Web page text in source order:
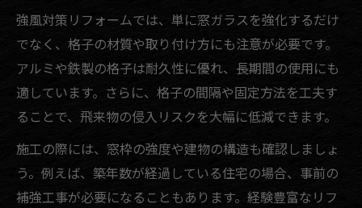
強風対策リフォームでは、単に窓ガラスを強化するだけ
でなく、格子の材質や取り付け方にも注意が必要です。
アルミや鉄製の格子は耐久性に優れ、長期間の使用にも
適しています。さらに、格子の間隔や固定方法を工夫す
ることで、飛来物の侵入リスクを大幅に低減できます。
施工の際には、窓枠の強度や建物の構造も確認しましょ
う。例えば、築年数が経過している住宅の場合、事前の
補強工事が必要になることもあります。経験豊富なリフ